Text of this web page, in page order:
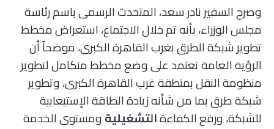
وصرح السفير نادر سعد، المتحدث الرسمى باسم رئاسة
مجلس الوزراء، بأنه تم خلال الاجتماع، استعراض مخطط
تطوير شبكة الطرق بغرب القاهرة الكبرى، موضحاً أن
الرؤية العامة تعتمد على وضع مخطط متكامل لتطوير
منظومة النقل بمنطقة غرب القاهرة الكبرى، وتطوير
شبكة طرق بما من شأنه زيادة الطاقة الإستيعابية
للشبكة، ورفع الكفاءةالتشغيليةومستوى الخدمة